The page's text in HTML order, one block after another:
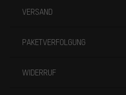
VERSAND
PAKETVERFOLGUNG
WIDERRUF